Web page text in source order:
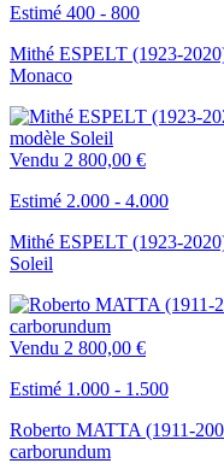
Estimé 400 - 800
Mithé ESPELT (1923-
Monaco
Vendu 2 800,00 €
Estimé 2.000 - 4.000
Mithé ESPELT (1923-
Soleil
Vendu 2 800,00 €
Estimé 1.000 - 1.500
Roberto MATTA (1911-
carborundum